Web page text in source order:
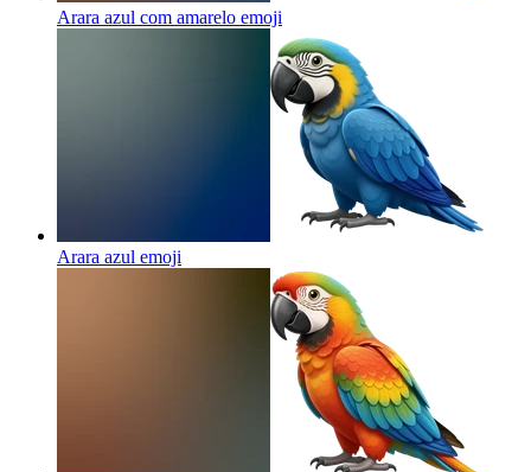
Arara azul com amarelo emoji
Arara azul emoji